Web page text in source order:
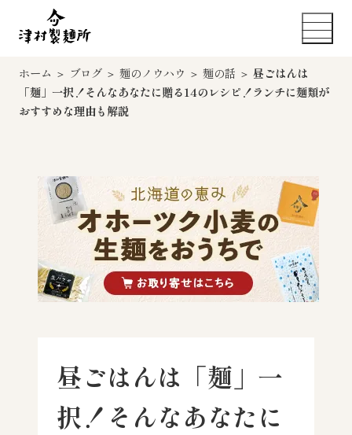
ホーム ＞ ブログ ＞ 麺のノウハウ ＞ 麺の話 ＞ 昼ごはんは
「麺」一択！そんなあなたに贈る14のレシピ！ランチに麺類が
おすすめな理由も解説
昼ごはんは「麺」一
択！そんなあなたに